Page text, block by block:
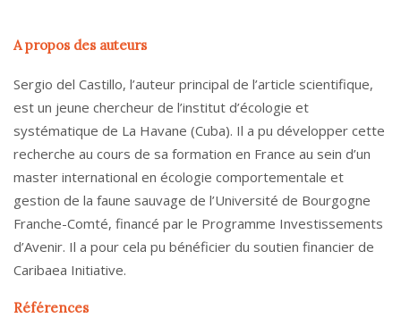
A propos des auteurs
Sergio del Castillo, l’auteur principal de l’article scientifique,
est un jeune chercheur de l’institut d’écologie et
systématique de La Havane (Cuba). Il a pu développer cette
recherche au cours de sa formation en France au sein d’un
master international en écologie comportementale et
gestion de la faune sauvage de l’Université de Bourgogne
Franche-Comté, financé par le Programme Investissements
d’Avenir. Il a pour cela pu bénéficier du soutien financier de
Caribaea Initiative.
Références